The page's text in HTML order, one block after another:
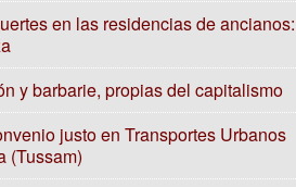
en las residencias de ancianos:
y barbarie, propias del capitalismo
justo en Transportes Urbanos
(Tussam)